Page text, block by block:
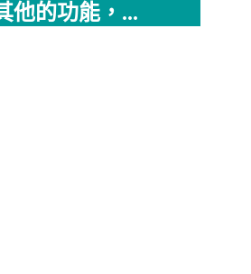
他的功能，...